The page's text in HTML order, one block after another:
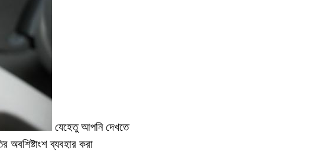
যেহেতু আপনি দেখতে
ব্যবহার করা